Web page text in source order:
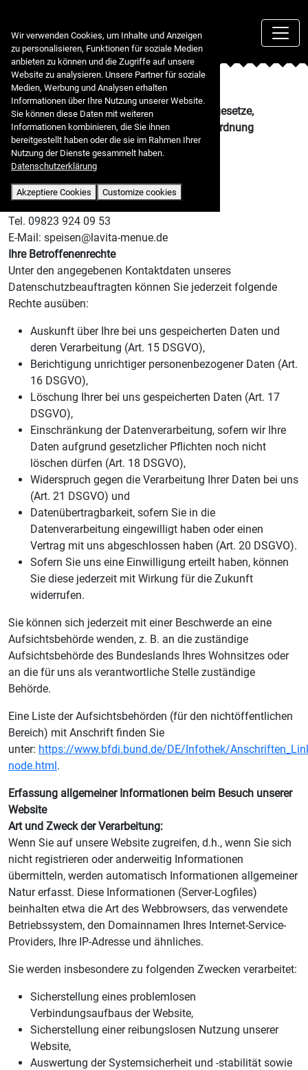
Datenschutzerklärung
Verantwortlicher im Sinne der Datenschutzgesetze,
insbesondere der EU-Datenschutzgrundverordnung
(DSGVO), ist:
La Vita Ristorante
Am Markt 29
91578 Leutershausen
Tel. 09823 924 09 53
E-Mail: speisen@lavita-menue.de
Ihre Betroffenenrechte
Unter den angegebenen Kontaktdaten unseres
Datenschutzbeauftragten können Sie jederzeit folgende
Rechte ausüben:
Auskunft über Ihre bei uns gespeicherten Daten und
deren Verarbeitung (Art. 15 DSGVO),
Berichtigung unrichtiger personenbezogener Daten (Art.
16 DSGVO),
Löschung Ihrer bei uns gespeicherten Daten (Art. 17
DSGVO),
Einschränkung der Datenverarbeitung, sofern wir Ihre
Daten aufgrund gesetzlicher Pflichten noch nicht
löschen dürfen (Art. 18 DSGVO),
Widerspruch gegen die Verarbeitung Ihrer Daten bei uns
(Art. 21 DSGVO) und
Datenübertragbarkeit, sofern Sie in die
Datenverarbeitung eingewilligt haben oder einen
Vertrag mit uns abgeschlossen haben (Art. 20 DSGVO).
Sofern Sie uns eine Einwilligung erteilt haben, können
Sie diese jederzeit mit Wirkung für die Zukunft
widerrufen.
Sie können sich jederzeit mit einer Beschwerde an eine
Aufsichtsbehörde wenden, z. B. an die zuständige
Aufsichtsbehörde des Bundeslands Ihres Wohnsitzes oder
an die für uns als verantwortliche Stelle zuständige
Behörde.
Eine Liste der Aufsichtsbehörden (für den nichtöffentlichen
Bereich) mit Anschrift finden Sie
unter: https://www.bfdi.bund.de/DE/Infothek/
node.html.
Erfassung allgemeiner Informationen beim Besuch unserer
Website
Art und Zweck der Verarbeitung:
Wenn Sie auf unsere Website zugreifen, d.h., wenn Sie sich
nicht registrieren oder anderweitig Informationen
übermitteln, werden automatisch Informationen allgemeiner
Natur erfasst. Diese Informationen (Server-Logfiles)
beinhalten etwa die Art des Webbrowsers, das verwendete
Betriebssystem, den Domainnamen Ihres Internet-Service-
Providers, Ihre IP-Adresse und ähnliches.
Sie werden insbesondere zu folgenden Zwecken verarbeitet:
Sicherstellung eines problemlosen
Verbindungsaufbaus der Website,
Sicherstellung einer reibungslosen Nutzung unserer
Website,
Auswertung der Systemsicherheit und -stabilität sowie
Wir verwenden Cookies, um Inhalte und Anzeigen
zu personalisieren, Funktionen für soziale Medien
anbieten zu können und die Zugriffe auf unsere
Website zu analysieren. Unsere Partner für soziale
Medien, Werbung und Analysen erhalten
Informationen über Ihre Nutzung unserer Website.
Sie können diese Daten mit weiteren
Informationen kombinieren, die Sie ihnen
bereitgestellt haben oder die sie im Rahmen Ihrer
Nutzung der Dienste gesammelt haben.
Datenschutzerklärung
Akzeptiere Cookies Customize cookies